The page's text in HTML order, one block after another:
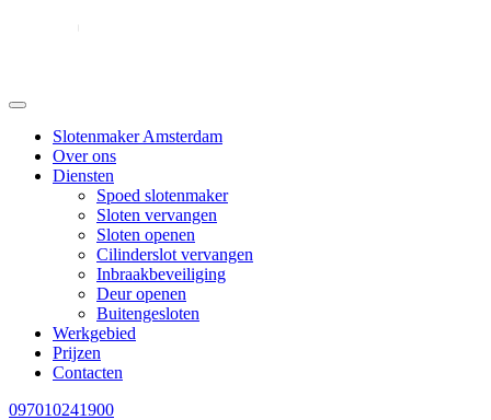
Slotenmaker Amsterdam
Over ons
Diensten
Spoed slotenmaker
Sloten vervangen
Sloten openen
Cilinderslot vervangen
Inbraakbeveiliging
Deur openen
Buitengesloten
Werkgebied
Prijzen
Contacten
097010241900